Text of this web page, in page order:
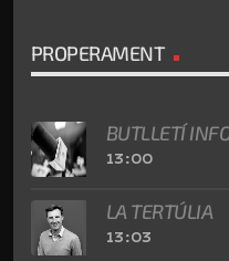
PROPERAMENT
BUTLLETÍ
13:00
LA TERTÚLIA
13:03